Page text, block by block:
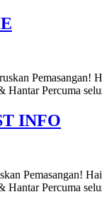
Hantar Percuma
INFO
Pemasangan!
Hantar Percuma